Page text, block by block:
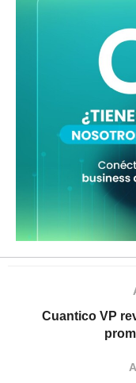
Cuantico VP